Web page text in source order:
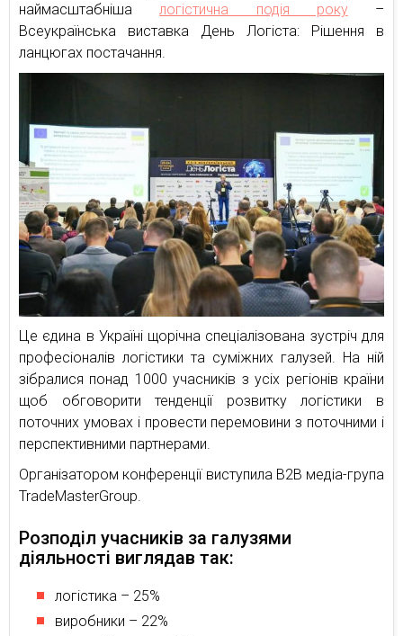
наймасштабнішалогістична подія року–
Всеукраїнська виставка День Логіста: Рішення в
ланцюгах постачання.
Це єдина в Україні щорічна спеціалізована зустріч для
професіоналів логістики та суміжних галузей. На ній
зібралися понад 1000 учасників з усіх регіонів країни
щоб обговорити тенденції розвитку логістики в
поточних умовах і провести перемовини з поточними і
перспективними партнерами.
Організатором конференції виступила В2В медіа-група
TradeMasterGroup.
Розподіл учасників за галузями
діяльності виглядав так:
логістика – 25%
виробники – 22%